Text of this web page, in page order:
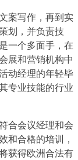
案写作，再到实
划，并负责技
一个多面手，在
展和营销机构中
动经理的年轻毕
专业技能的行业
合会议经理和会
和合格的培训，
获得欧洲合法有